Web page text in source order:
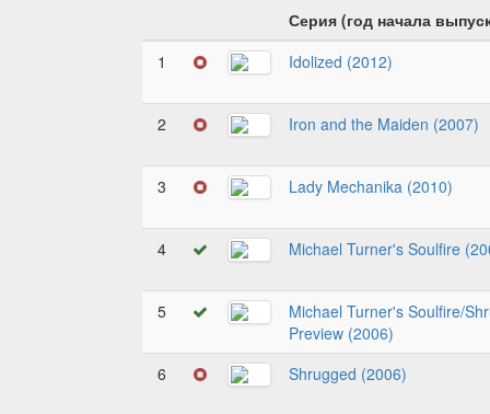
Серия (год начала
1
Idolized (2012)
2 Iron and the Maiden (2007)
3 Lady Mechanika (2010)
4 Michael Turner's Soulfire
5
Michael Turner's Soulfire/
Preview (2006)
6
Shrugged (2006)